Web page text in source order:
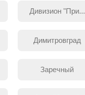
Дивизион "При...
Димитровград
Заречный